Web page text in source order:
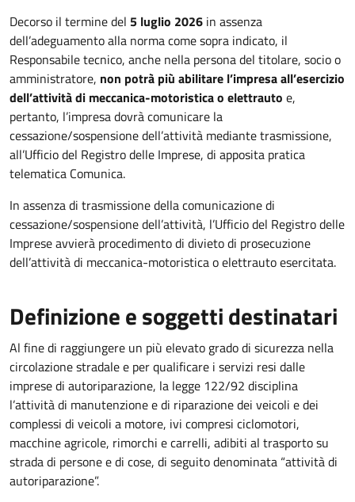
Decorso il termine del 5 luglio 2026 in assenza
dell’adeguamento alla norma come sopra indicato, il
Responsabile tecnico, anche nella persona del titolare, socio o
amministratore, non potrà più abilitare l’impresa all’esercizio
dell’attività di meccanica-motoristica o elettrauto e,
pertanto, l’impresa dovrà comunicare la
cessazione/sospensione dell’attività mediante trasmissione,
all’Ufficio del Registro delle Imprese, di apposita pratica
telematica Comunica.
In assenza di trasmissione della comunicazione di
cessazione/sospensione dell’attività, l’Ufficio del Registro delle
Imprese avvierà procedimento di divieto di prosecuzione
dell’attività di meccanica-motoristica o elettrauto esercitata.
Definizione e soggetti destinatari
Al fine di raggiungere un più elevato grado di sicurezza nella
circolazione stradale e per qualificare i servizi resi dalle
imprese di autoriparazione, la legge 122/92 disciplina
l’attività di manutenzione e di riparazione dei veicoli e dei
complessi di veicoli a motore, ivi compresi ciclomotori,
macchine agricole, rimorchi e carrelli, adibiti al trasporto su
strada di persone e di cose, di seguito denominata “attività di
autoriparazione”.